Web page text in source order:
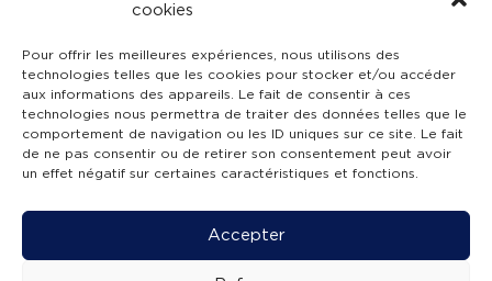
cookies
Pour offrir les meilleures expériences, nous utilisons des
technologies telles que les cookies pour stocker et/ou accéder
aux informations des appareils. Le fait de consentir à ces
technologies nous permettra de traiter des données telles que le
comportement de navigation ou les ID uniques sur ce site. Le fait
de ne pas consentir ou de retirer son consentement peut avoir
un effet négatif sur certaines caractéristiques et fonctions.
Accepter
L’APPLICATION TVBA !
SUIVEZ-NOUS !
Mentions légales -Accessibilité